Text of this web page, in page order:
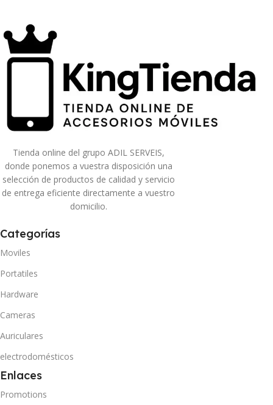
Tienda online del grupo ADIL SERVEIS,
donde ponemos a vuestra disposición una
selección de productos de calidad y servicio
de entrega eficiente directamente a vuestro
domicilio.
Categorías
Moviles
Portatiles
Hardware
Cameras
Auriculares
electrodomésticos
Enlaces
Promotions